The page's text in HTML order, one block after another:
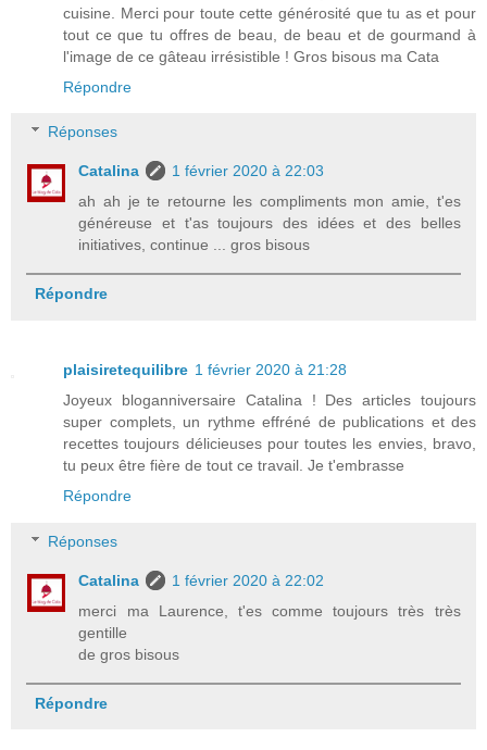
cuisine. Merci pour toute cette générosité que tu as et pour
tout ce que tu offres de beau, de beau et de gourmand à
l'image de ce gâteau irrésistible ! Gros bisous ma Cata
Répondre
Réponses
Catalina
1 février 2020 à 22:03
ah ah je te retourne les compliments mon amie, t'es
généreuse et t'as toujours des idées et des belles
initiatives, continue ... gros bisous
Répondre
plaisiretequilibre 1 février 2020 à 21:28
Joyeux bloganniversaire Catalina ! Des articles toujours
super complets, un rythme effréné de publications et des
recettes toujours délicieuses pour toutes les envies, bravo,
tu peux être fière de tout ce travail. Je t'embrasse
Répondre
Réponses
Catalina
1 février 2020 à 22:02
merci ma Laurence, t'es comme toujours très très
gentille
de gros bisous
Répondre